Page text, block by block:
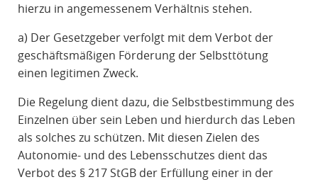
hierzu in angemessenem Verhältnis stehen.
a) Der Gesetzgeber verfolgt mit dem Verbot der
geschäftsmäßigen Förderung der Selbsttötung
einen legitimen Zweck.
Die Regelung dient dazu, die Selbstbestimmung des
Einzelnen über sein Leben und hierdurch das Leben
als solches zu schützen. Mit diesen Zielen des
Autonomie- und des Lebensschutzes dient das
Verbot des § 217 StGB der Erfüllung einer in der